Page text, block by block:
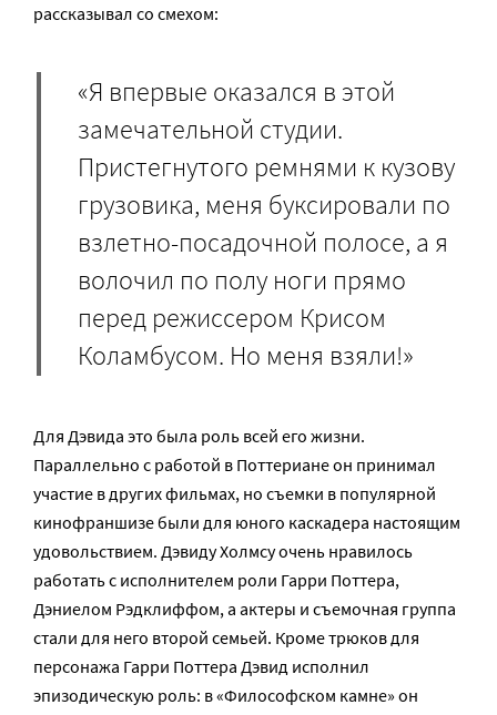
рассказывал со смехом:
«Я впервые оказался в этой
замечательной студии.
Пристегнутого ремнями к кузову
грузовика, меня буксировали по
взлетно-посадочной полосе, а я
волочил по полу ноги прямо
перед режиссером Крисом
Коламбусом. Но меня взяли!»
Для Дэвида это была роль всей его жизни.
Параллельно с работой в Поттериане он принимал
участие в других фильмах, но съемки в популярной
кинофраншизе были для юного каскадера настоящим
удовольствием. Дэвиду Холмсу очень нравилось
работать с исполнителем роли Гарри Поттера,
Дэниелом Рэдклиффом, а актеры и съемочная группа
стали для него второй семьей. Кроме трюков для
персонажа Гарри Поттера Дэвид исполнил
эпизодическую роль: в «Философском камне» он